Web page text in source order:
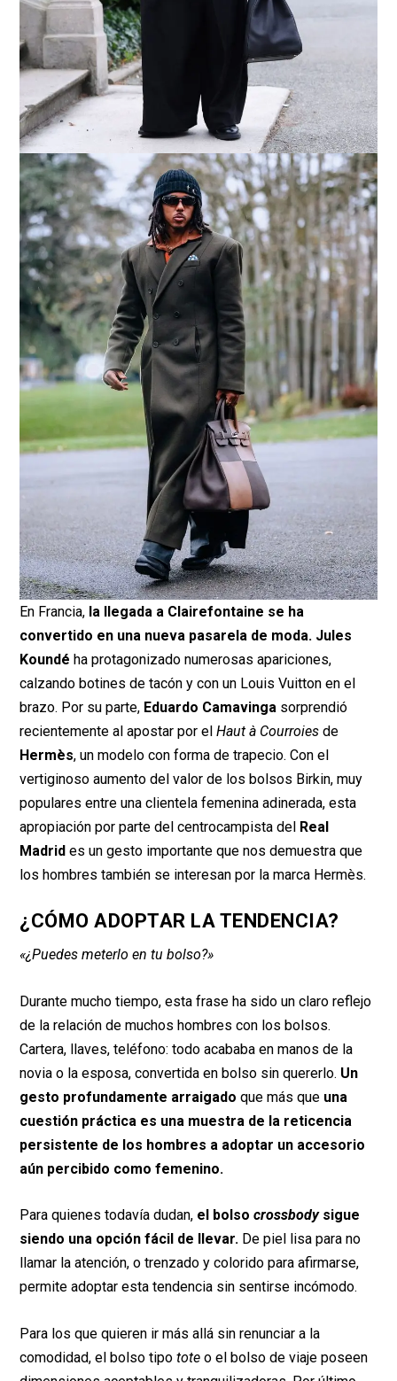
En Francia, la llegada a Clairefontaine se ha
convertido en una nueva pasarela de moda. Jules
Koundé ha protagonizado numerosas apariciones,
calzando botines de tacón y con un Louis Vuitton en el
brazo. Por su parte, Eduardo Camavinga sorprendió
recientemente al apostar por elHaut à Courroies de
Hermès, un modelo con forma de trapecio. Con el
vertiginoso aumento del valor de los bolsos Birkin, muy
populares entre una clientela femenina adinerada, esta
apropiación por parte del centrocampista del Real
Madrid es un gesto importante que nos demuestra que
los hombres también se interesan por la marca Hermès.
¿CÓMO ADOPTAR LA TENDENCIA?
«¿Puedes meterlo en tu bolso?»
Durante mucho tiempo, esta frase ha sido un claro reflejo
de la relación de muchos hombres con los bolsos.
Cartera, llaves, teléfono: todo acababa en manos de la
novia o la esposa, convertida en bolso sin quererlo. Un
gesto profundamente arraigado que más que una
cuestión práctica es una muestra de la reticencia
persistente de los hombres a adoptar un accesorio
aún percibido como femenino.
Para quienes todavía dudan, el bolsocrossbodysigue
siendo una opción fácil de llevar. De piel lisa para no
llamar la atención, o trenzado y colorido para afirmarse,
permite adoptar esta tendencia sin sentirse incómodo.
Para los que quieren ir más allá sin renunciar a la
comodidad, el bolso tipotote o el bolso de viaje poseen